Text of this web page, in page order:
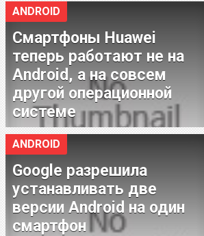
ANDROID
Смартфоны Huawei
теперь работают не на
Android, а на совсем
другой операционной
системе
ANDROID
Google разрешила
устанавливать две
версии Android на один
смартфон